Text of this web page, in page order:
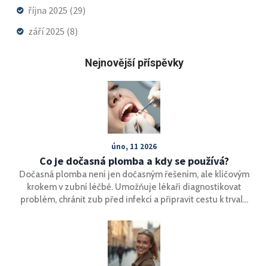
října 2025 (29)
září 2025 (8)
Nejnovější příspěvky
úno, 11 2026
Co je dočasná plomba a kdy se používá?
Dočasná plomba není jen dočasným řešením, ale klíčovým
krokem v zubní léčbě. Umožňuje lékaři diagnostikovat
problém, chránit zub před infekcí a připravit cestu k trvalé